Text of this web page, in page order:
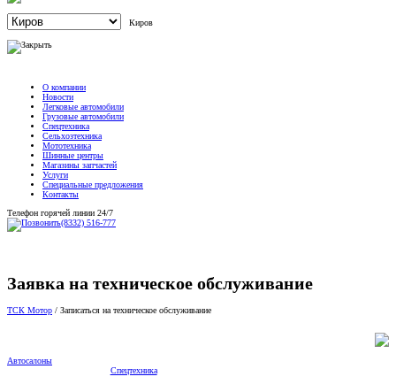
Новости
Легковые автомобили
Грузовые автомобили
Спецтехника
Сельхозтехника
Мототехника
Шинные центры
Магазины запчастей
Услуги
Специальные предложения
Контакты
Телефон горячей линии 24/7
(8332) 516-777